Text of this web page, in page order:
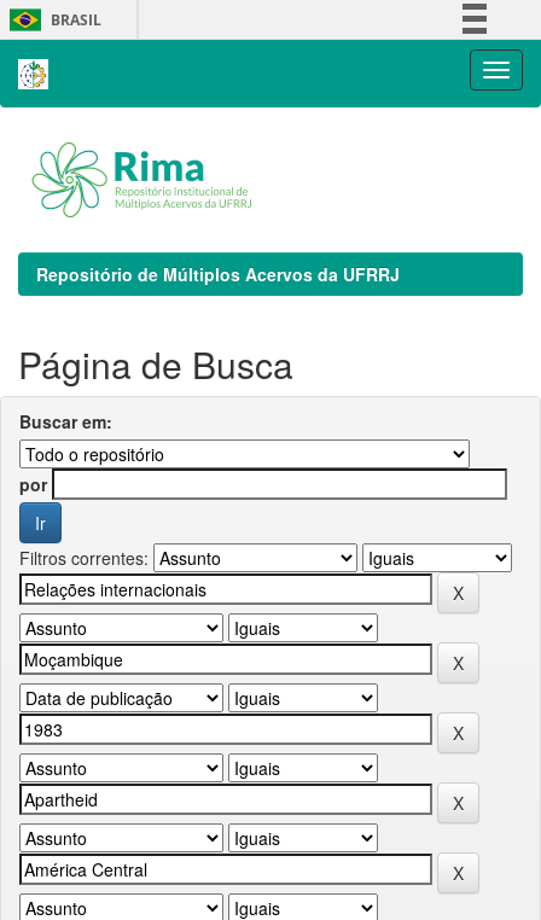
Skip
navigation
BRASIL
Repositório de Múltiplos Acervos da UFRRJ
Página de Busca
Buscar em:
por
Filtros correntes: